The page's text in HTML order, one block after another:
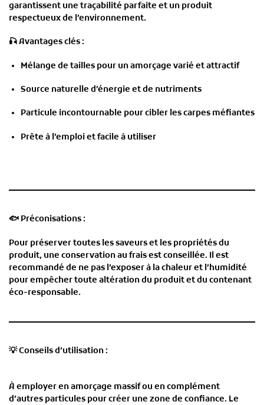
garantissent une traçabilité parfaite et un produit
respectueux de l’environnement.
🎣Avantages clés :
Mélange de tailles pour un amorçage varié et attractif
Source naturelle d’énergie et de nutriments
Particule incontournable pour cibler les carpes méfiantes
Prête à l’emploi et facile à utiliser
🐟 Préconisations :
Pour préserver toutes les saveurs et les propriétés du
produit, une conservation au frais est conseillée. Il est
recommandé de ne pas l’exposer à la chaleur et l’humidité
pour empêcher toute altération du produit et du contenant
éco-responsable.
💡Conseils d’utilisation :
À employer en amorçage massif ou en complément
d’autres particules pour créer une zone de confiance. Le